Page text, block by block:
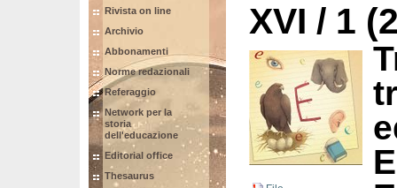
Rivista on line
Archivio
Abbonamenti
Norme redazionali
Referaggio
Network per la
storia
dell'educazione
Editorial office
Thesaurus
XVI / 1